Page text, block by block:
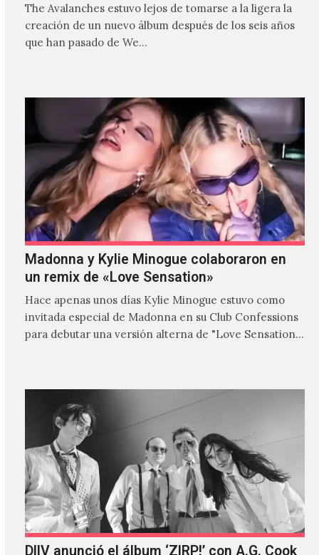
The Avalanches estuvo lejos de tomarse a la ligera la
creación de un nuevo álbum después de los seis años
que han pasado de We…
Madonna y Kylie Minogue colaboraron en
un remix de «Love Sensation»
Hace apenas unos días Kylie Minogue estuvo como
invitada especial de Madonna en su Club Confessions
para debutar una versión alterna de "Love Sensation",
DIIV anunció el álbum ‘ZIRP!’ con A.G. Cook